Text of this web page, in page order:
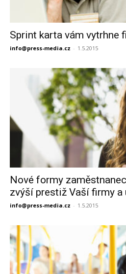
Sprint karta vám vytrhne
info@press-media.cz - 1.5.2015
Nové formy
zvýší prestiž Vaší firmy a
info@press-media.cz - 1.5.2015